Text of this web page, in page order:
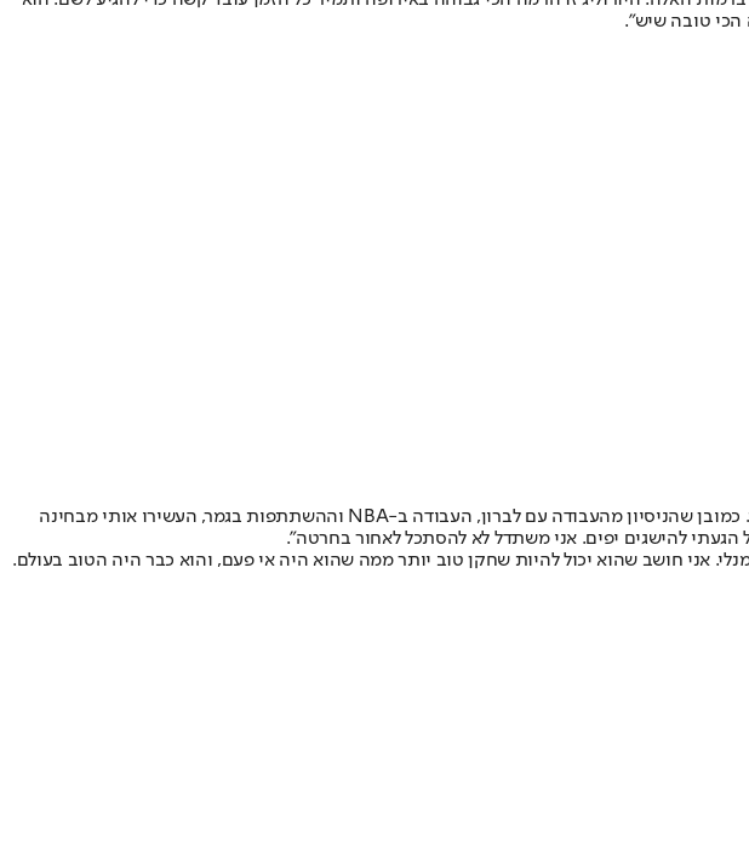
הכי טובה שיש".
על החוויה לאמן את קינג ג'יימס: "לכמה אנשים הייתה הזדמנות לאמן את השחקן הטוב בעולם? אין ספק שזה חריג וייחודי. כמובן שהניסיון מהעבודה עם לברון, העבודה ב-NBA וההשתתפות בגמר, העשירו אותי מבחינה
36 ואחרי כל השנים ששיחק, זה פשוט משהו פנומנלי. אני חושב שהוא יכול להיות שחקן טוב יותר ממה שהוא היה אי פעם, והוא כבר היה הטוב בעולם.